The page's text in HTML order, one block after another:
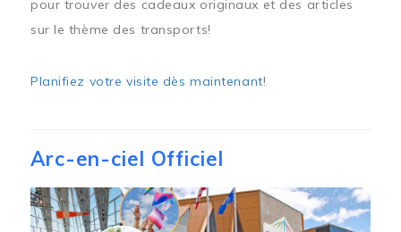
pour trouver des cadeaux originaux et des articles
sur le thème des transports!
Planifiez votre visite dès maintenant!
Arc-en-ciel Officiel
Image